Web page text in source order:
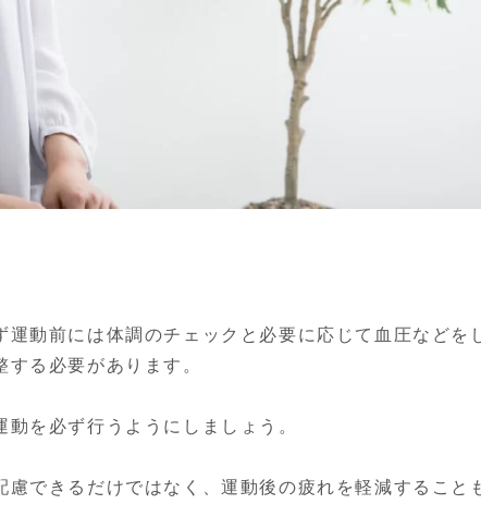
動前には体調のチェックと必要に応じて血圧などを
る必要があります。
を必ず行うようにしましょう。
できるだけではなく、運動後の疲れを軽減すること